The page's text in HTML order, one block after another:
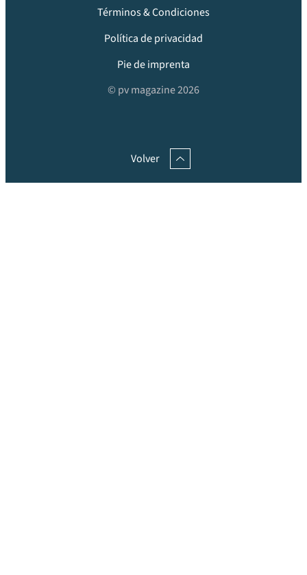
Términos & Condiciones
Política de privacidad
Pie de imprenta
© pv magazine 2026
Volver